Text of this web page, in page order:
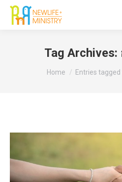
Tag Archives:
You are here:
Home Entries